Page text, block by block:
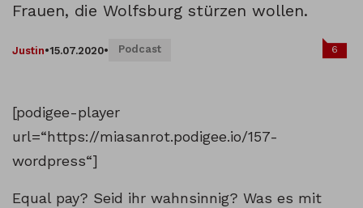
Frauen, die Wolfsburg stürzen wollen.
Justin•15.07.2020• Podcast 6
[podigee-player
url=“https://miasanrot.podigee.io/157-
wordpress“]
Equal pay? Seid ihr wahnsinnig? Was es mit